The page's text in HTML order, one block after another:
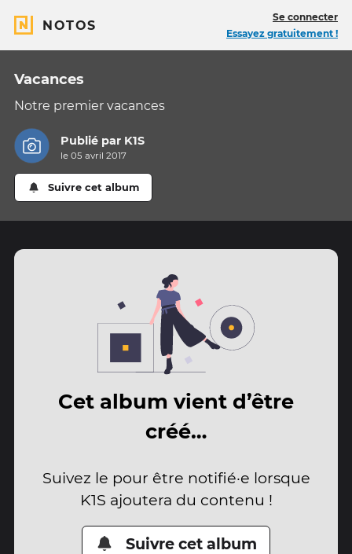
NOTOS
Se connecter
Essayez gratuitement !
Vacances
Notre premier vacances
Publié par K1S
le 05 avril 2017
Suivre cet album
Cet album vient d’être
créé…
Suivez le pour être notifié·e lorsque
K1S ajoutera du contenu !
Suivre cet album